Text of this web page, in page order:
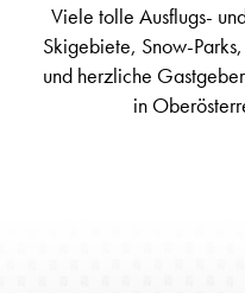
Viele tolle Ausflugs-
Skigebiete, Snow-Parks,
und herzliche
in